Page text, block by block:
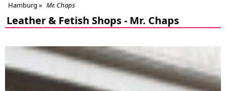
Hamburg » Mr. Chaps
Leather & Fetish Shops - Mr. Chaps